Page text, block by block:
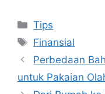
s
A
p
b
o
Categories
Tips
Tags
Finansial
Perbedaan
untuk Pakaian